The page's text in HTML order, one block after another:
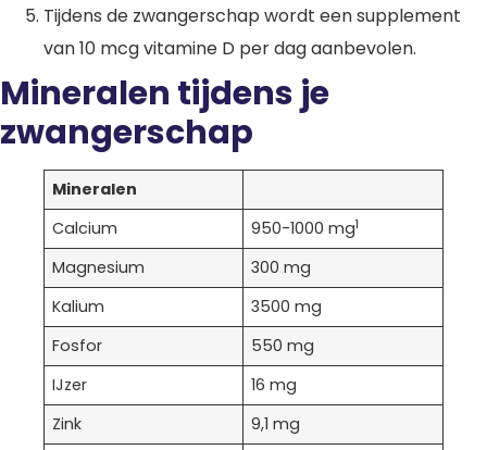
Tijdens de zwangerschap wordt een supplement
van 10 mcg vitamine D per dag aanbevolen.
Mineralen tijdens je
zwangerschap
Mineralen
Calcium
950-1000 mg1
Magnesium
300 mg
Kalium
3500 mg
Fosfor
550 mg
IJzer
16 mg
Zink
9,1 mg